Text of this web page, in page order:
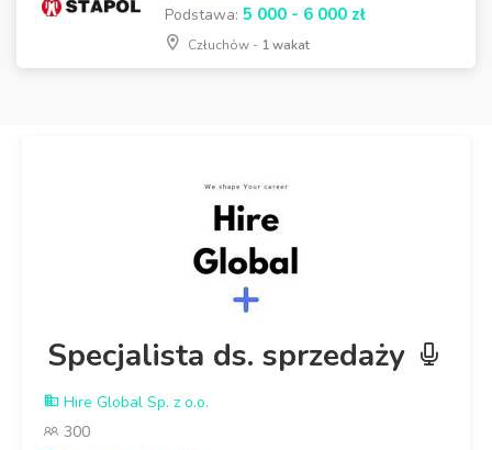
Podstawa: 5 000 - 6 000 zł
Człuchów - 1 wakat
Specjalista ds. sprzedaży
Hire Global Sp. z o.o.
300